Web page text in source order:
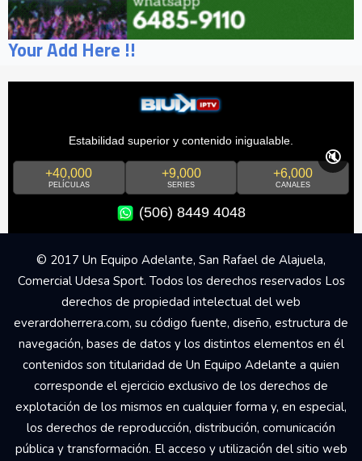
Your Add Here !!
Estabilidad superior y contenido inigualable.
+40,000
PELÍCULAS
+9,000
SERIES
+6,000
CANALES
(506) 8449 4048
🔇
© 2017 Un Equipo Adelante, San Rafael de Alajuela,
Comercial Udesa Sport. Todos los derechos reservados Los
derechos de propiedad intelectual del web
everardoherrera.com, su código fuente, diseño, estructura de
navegación, bases de datos y los distintos elementos en él
contenidos son titularidad de Un Equipo Adelante a quien
corresponde el ejercicio exclusivo de los derechos de
explotación de los mismos en cualquier forma y, en especial,
los derechos de reproducción, distribución, comunicación
pública y transformación. El acceso y utilización del sitio web